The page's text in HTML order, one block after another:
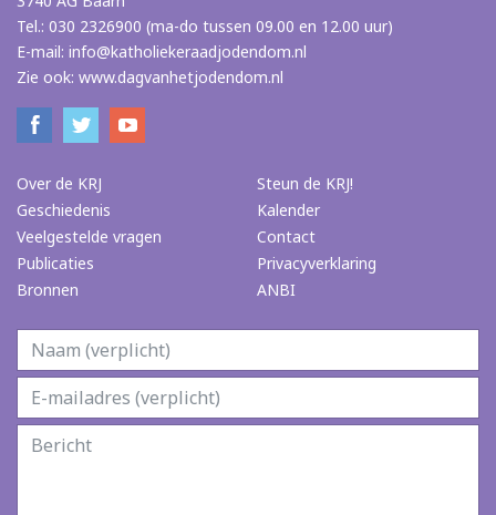
Tel.: 030 2326900 (ma-do tussen 09.00 en 12.00 uur)
E-mail: info@katholiekeraadjodendom.nl
Zie ook: www.dagvanhetjodendom.nl
Over de KRJ
Geschiedenis
Veelgestelde vragen
Publicaties
Bronnen
Steun de KRJ!
Kalender
Contact
Privacyverklaring
ANBI